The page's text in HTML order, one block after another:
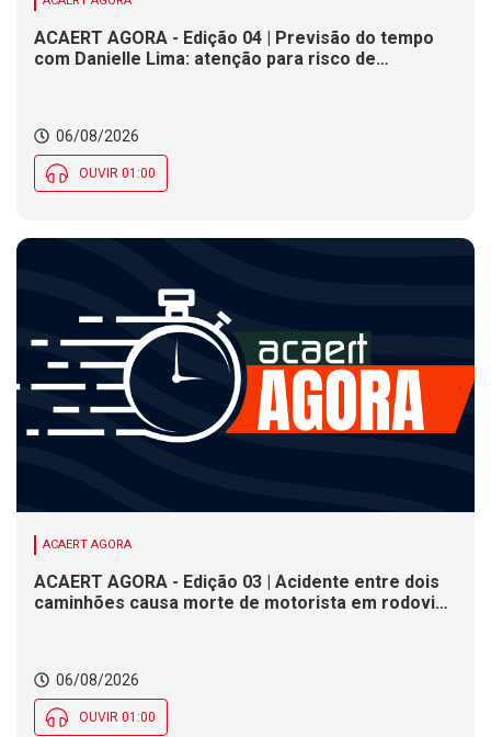
ACAERT AGORA - Edição 04 | Previsão do tempo
com Danielle Lima: atenção para risco de
06/08/2026
OUVIR 01:00
ACAERT AGORA
ACAERT AGORA - Edição 03 | Acidente entre dois
caminhões causa morte de motorista em rodovia
quinta (6) em SC
06/08/2026
OUVIR 01:00